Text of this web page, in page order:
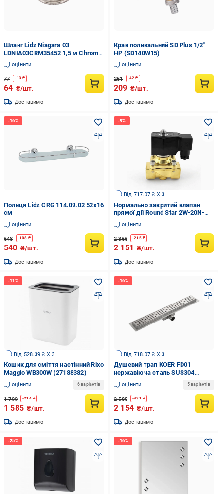
Шланг Lidz Niagara 03
LDNIA03CRM35452 1,5 м Chrome
(SD00041556)
оцінити
77 -13 ₴
64 ₴/шт.
Доставимо
Кран поливальний SD Plus 1/2"
НР (SD140W15)
оцінити
251 -42 ₴
209 ₴/шт.
Доставимо
Полиця Lidz CRG 114.09.02 52х16
см
оцінити
648 -108 ₴
540 ₴/шт.
Доставимо
Від 717.07 ₴ X 3
Нормально закритий клапан
прямої дії Round Star 2W-20N-
AC220v 3/4" (66778802817)
оцінити
2 366 -215₴
2 151 ₴/шт.
Доставимо
Від 528.39 ₴ X 3
Кошик для сміття настінний Rixo
Maggio WB300W (27188382)
оцінити 6 варіантів
1 799 -214₴
1 585 ₴/шт.
Доставимо
Від 718.07 ₴ X 3
Душевий трап KOER FD01
нержавіюча сталь SUS304
70x900 мм (KR4748)
оцінити 5 варіантів
2 585 -431 ₴
2 154 ₴/шт.
Доставимо